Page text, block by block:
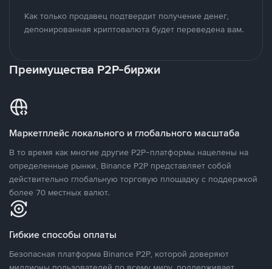
Как только продавец подтвердит получение денег,
депонированная криптовалюта будет переведена вам.
Преимущества P2P-биржи
Маркетплейс локального и глобального масштаба
В то время как многие другие P2P-платформы нацелены на
определенные рынки, Binance P2P представляет собой
действительно глобальную торговую площадку с поддержкой
более 70 местных валют.
Гибкие способы оплаты
Безопасная платформа Binance P2P, которой доверяют